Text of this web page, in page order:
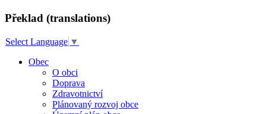
Překlad (translations)
Select Language ▼
Obec
O obci
Doprava
Zdravotnictví
Plánovaný rozvoj obce